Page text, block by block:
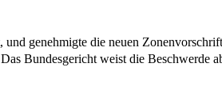
genehmigte die neuen
Bundesgericht weist die Beschwerde